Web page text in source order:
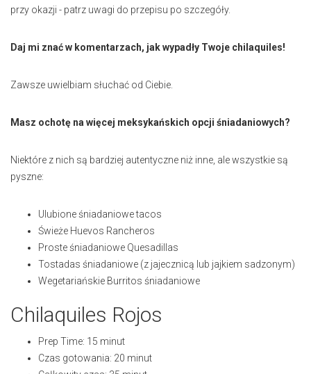
przy okazji - patrz uwagi do przepisu po szczegóły.
Daj mi znać w komentarzach, jak wypadły Twoje chilaquiles!
Zawsze uwielbiam słuchać od Ciebie.
Masz ochotę na więcej meksykańskich opcji śniadaniowych?
Niektóre z nich są bardziej autentyczne niż inne, ale wszystkie są
pyszne:
Ulubione śniadaniowe tacos
Świeże Huevos Rancheros
Proste śniadaniowe Quesadillas
Tostadas śniadaniowe (z jajecznicą lub jajkiem sadzonym)
Wegetariańskie Burritos śniadaniowe
Chilaquiles Rojos
Prep Time: 15 minut
Czas gotowania: 20 minut